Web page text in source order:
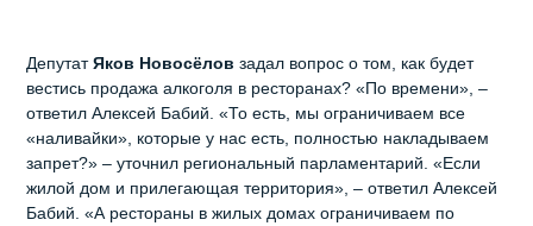
ДепутатЯков Новосёлов задал вопрос о том, как будет
вестись продажа алкоголя в ресторанах? «По времени», –
ответил Алексей Бабий. «То есть, мы ограничиваем все
«наливайки», которые у нас есть, полностью накладываем
запрет?» – уточнил региональный парламентарий. «Если
жилой дом и прилегающая территория», – ответил Алексей
Бабий. «А рестораны в жилых домах ограничиваем по